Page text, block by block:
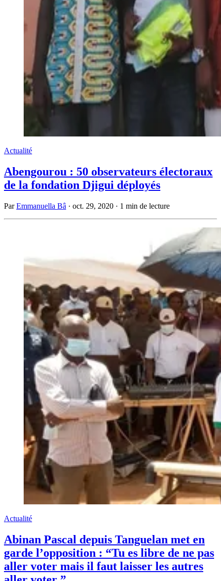
Actualité
Abengourou : 50 observateurs électoraux
de la fondation Djigui déployés
ParEmmanuella Bâ · oct. 29, 2020 · 1 min de lecture
Actualité
Abinan Pascal depuis Tanguelan met en
garde l’opposition : “Tu es libre de ne pas
aller voter mais il faut laisser les autres